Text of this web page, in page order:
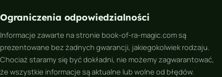
Ograniczenia odpowiedzialności
Informacje zawarte na stronie book-of-ra-magic.com są
prezentowane bez żadnych gwarancji, jakiegokolwiek rodzaju.
Chociaż staramy się być dokładni, nie możemy zagwarantować,
że wszystkie informacje są aktualne lub wolne od błędów.